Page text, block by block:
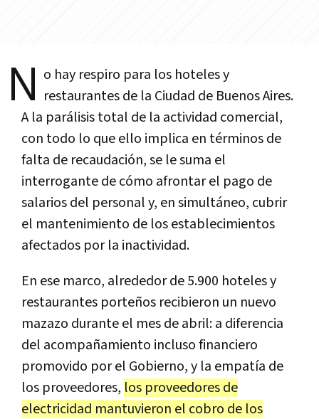
N o hay respiro para los hoteles y
restaurantes de la Ciudad de Buenos Aires.
A la parálisis total de la actividad comercial,
con todo lo que ello implica en términos de
falta de recaudación, se le suma el
interrogante de cómo afrontar el pago de
salarios del personal y, en simultáneo, cubrir
el mantenimiento de los establecimientos
afectados por la inactividad.
En ese marco, alrededor de 5.900 hoteles y
restaurantes porteños recibieron un nuevo
mazazo durante el mes de abril: a diferencia
del acompañamiento incluso financiero
promovido por el Gobierno, y la empatía de
los proveedores, los proveedores de
electricidad mantuvieron el cobro de los